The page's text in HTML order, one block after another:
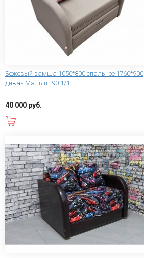
Бежевый замша 1050*800 спальное 1760*900
диван Малыш-90 1/1
40 000 руб.